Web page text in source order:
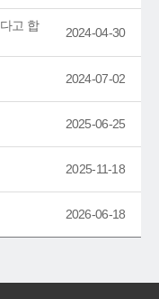
고 합
2024-04-30
2024-07-02
2025-06-25
2025-11-18
2026-06-18